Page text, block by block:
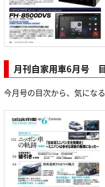
月刊自家用車6月号
今月号の目次から、気にな